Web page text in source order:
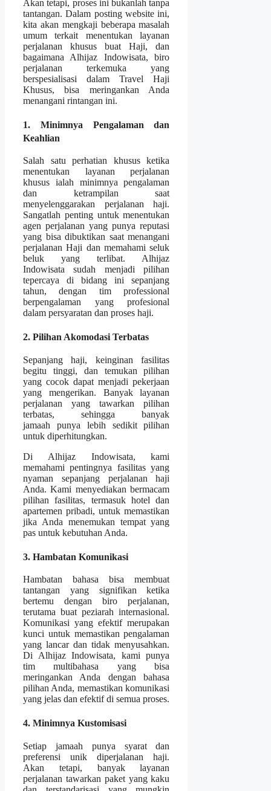
Akan tetapi, proses ini bukanlah tanpa
tantangan. Dalam posting website ini,
kita akan mengkaji beberapa masalah
umum terkait menentukan layanan
perjalanan khusus buat Haji, dan
bagaimana Alhijaz Indowisata, biro
perjalanan terkemuka yang
berspesialisasi dalam Travel Haji
Khusus, bisa meringankan Anda
menangani rintangan ini.
1. Minimnya Pengalaman dan
Keahlian
Salah satu perhatian khusus ketika
menentukan layanan perjalanan
khusus ialah minimnya pengalaman
dan ketrampilan saat
menyelenggarakan perjalanan haji.
Sangatlah penting untuk menentukan
agen perjalanan yang punya reputasi
yang bisa dibuktikan saat menangani
perjalanan Haji dan memahami seluk
beluk yang terlibat. Alhijaz
Indowisata sudah menjadi pilihan
tepercaya di bidang ini sepanjang
tahun, dengan tim professional
berpengalaman yang profesional
dalam persyaratan dan proses haji.
2. Pilihan Akomodasi Terbatas
Sepanjang haji, keinginan fasilitas
begitu tinggi, dan temukan pilihan
yang cocok dapat menjadi pekerjaan
yang mengerikan. Banyak layanan
perjalanan yang tawarkan pilihan
terbatas, sehingga banyak
jamaah punya lebih sedikit pilihan
untuk diperhitungkan.
Di Alhijaz Indowisata, kami
memahami pentingnya fasilitas yang
nyaman sepanjang perjalanan haji
Anda. Kami menyediakan bermacam
pilihan fasilitas, termasuk hotel dan
apartemen pribadi, untuk memastikan
jika Anda menemukan tempat yang
pas untuk kebutuhan Anda.
3. Hambatan Komunikasi
Hambatan bahasa bisa membuat
tantangan yang signifikan ketika
bertemu dengan biro perjalanan,
terutama buat peziarah internasional.
Komunikasi yang efektif merupakan
kunci untuk memastikan pengalaman
yang lancar dan tidak menyusahkan.
Di Alhijaz Indowisata, kami punya
tim multibahasa yang bisa
meringankan Anda dengan bahasa
pilihan Anda, memastikan komunikasi
yang jelas dan efektif di semua proses.
4. Minimnya Kustomisasi
Setiap jamaah punya syarat dan
preferensi unik diperjalanan haji.
Akan tetapi, banyak layanan
perjalanan tawarkan paket yang kaku